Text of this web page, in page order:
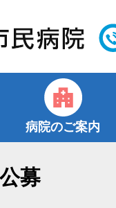
病院のご案内
募